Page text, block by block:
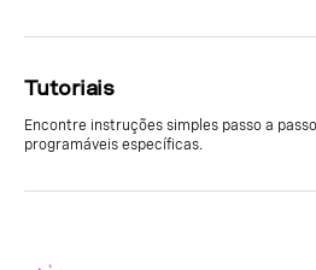
Tutoriais
Encontre instruções simples passo a
programáveis específicas.